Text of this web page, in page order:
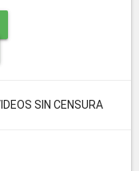
SIN CENSURA